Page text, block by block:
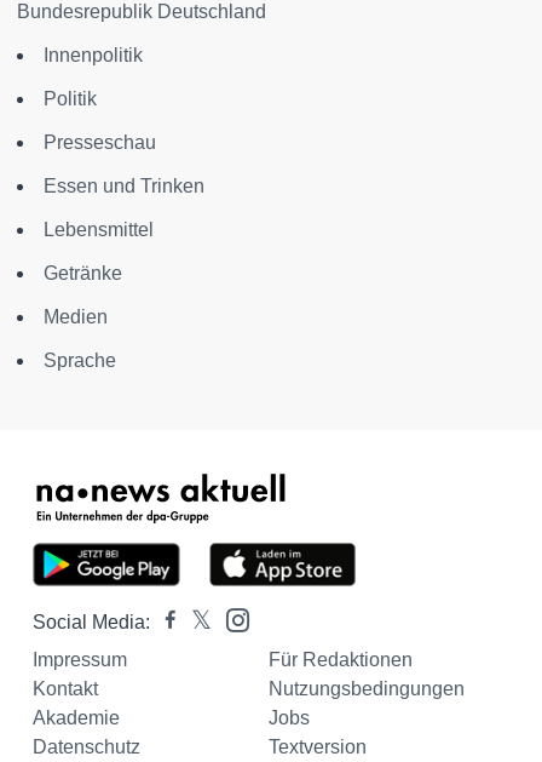
Bundesrepublik Deutschland
Innenpolitik
Politik
Presseschau
Essen und Trinken
Lebensmittel
Getränke
Medien
Sprache
Social Media:
Impressum
Für Redaktionen
Kontakt
Nutzungsbedingungen
Akademie
Jobs
Datenschutz
Textversion